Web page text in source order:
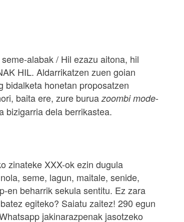
alabak / Hil ezazu aitona, hil
HIL. Aldarrikatzen zuen goian
bidalketa honetan proposatzen
baita ere, zure burua zoombi mode-
bizigarria dela berrikastea.
zinateke XXX-ok ezin dugula
seme, lagun, maitale, senide,
en beharrik sekula sentitu. Ez zara
egiteko? Saiatu zaitez! 290 egun
jakinarazpenak jasotzeko